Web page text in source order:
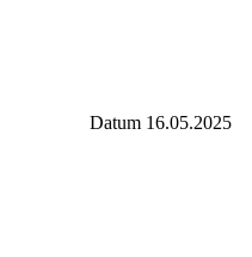
Datum 16.05.2025